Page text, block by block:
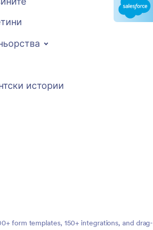
истории
form templates, 150+ integrations, and